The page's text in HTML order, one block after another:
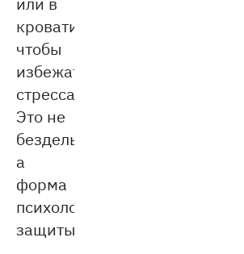
кровати),
чтобы
избежать
стресса.
Это не
безделье,
а
форма
психологической
защиты.